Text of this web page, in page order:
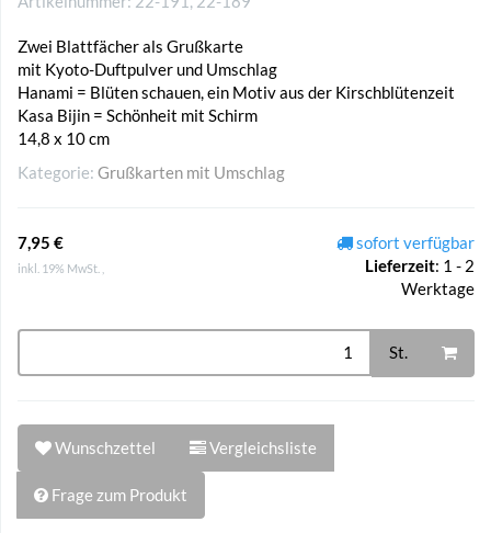
Zwei Blattfächer als Grußkarte
mit Kyoto-Duftpulver und Umschlag
Hanami = Blüten schauen, ein Motiv aus der Kirschblütenzeit
Kasa Bijin = Schönheit mit Schirm
14,8 x 10 cm
Kategorie: Grußkarten mit Umschlag
7,95 €
inkl. 19% MwSt. ,
sofort verfügbar
Lieferzeit: 1 - 2
Werktage
St.
Wunschzettel Vergleichsliste
Frage zum Produkt